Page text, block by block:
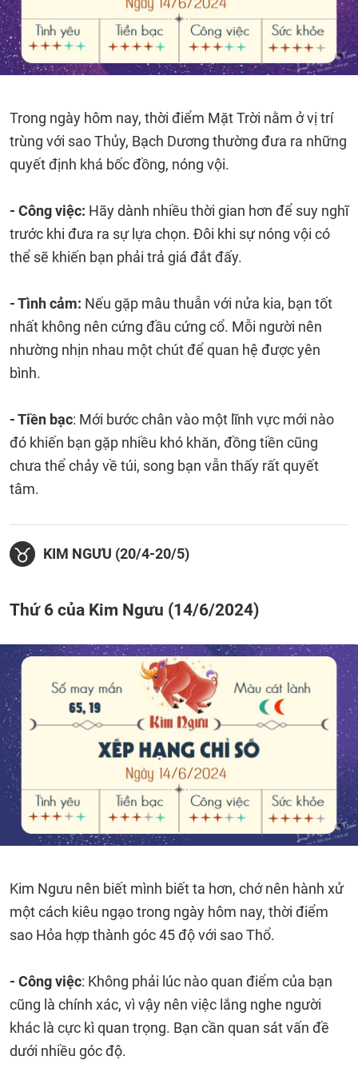
Trong ngày hôm nay, thời điểm Mặt Trời nằm ở vị trí
trùng với sao Thủy, Bạch Dương thường đưa ra những
quyết định khá bốc đồng, nóng vội.
- Công việc: Hãy dành nhiều thời gian hơn để suy nghĩ
trước khi đưa ra sự lựa chọn. Đôi khi sự nóng vội có
thể sẽ khiến bạn phải trả giá đắt đấy.
- Tình cảm: Nếu gặp mâu thuẫn với nửa kia, bạn tốt
nhất không nên cứng đầu cứng cổ. Mỗi người nên
nhường nhịn nhau một chút để quan hệ được yên
bình.
- Tiền bạc: Mới bước chân vào một lĩnh vực mới nào
đó khiến bạn gặp nhiều khó khăn, đồng tiền cũng
chưa thể chảy về túi, song bạn vẫn thấy rất quyết
tâm.
KIM NGƯU (20/4-20/5)
Thứ 6 của Kim Ngưu (14/6/2024)
Kim Ngưu nên biết mình biết ta hơn, chớ nên hành xử
một cách kiêu ngạo trong ngày hôm nay, thời điểm
sao Hỏa hợp thành góc 45 độ với sao Thổ.
- Công việc: Không phải lúc nào quan điểm của bạn
cũng là chính xác, vì vậy nên việc lắng nghe người
khác là cực kì quan trọng. Bạn cần quan sát vấn đề
dưới nhiều góc độ.